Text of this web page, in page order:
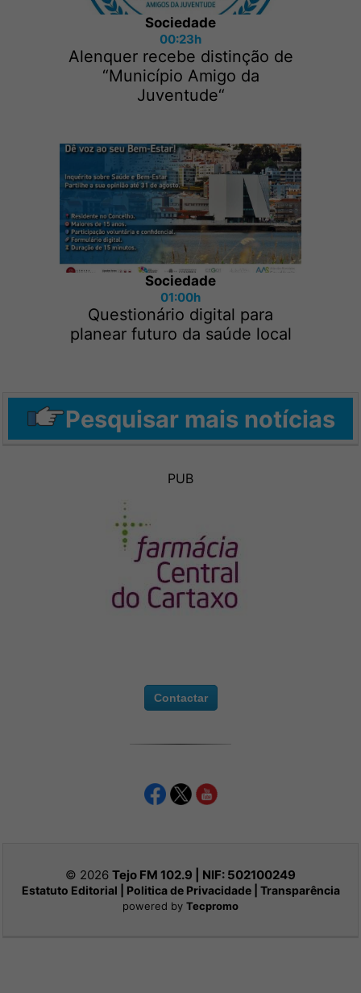
Sociedade
00:23h
Alenquer recebe distinção de
“Município Amigo da
Juventude“
Sociedade
01:00h
Questionário digital para
planear futuro da saúde local
Pesquisar mais notícias
PUB
Contactar
© 2026 Tejo FM 102.9 | NIF: 502100249
Estatuto Editorial Politica de Privacidade| Transparência
powered by Tecpromo